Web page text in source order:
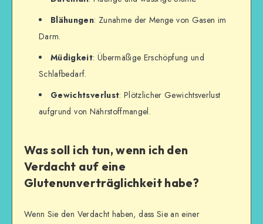
Blähungen: Zunahme der Menge von Gasen im
Darm.
Müdigkeit: Übermäßige Erschöpfung und
Schlafbedarf.
Gewichtsverlust: Plötzlicher Gewichtsverlust
aufgrund von Nährstoffmangel.
Was soll ich tun, wenn ich den
Verdacht auf eine
Glutenunverträglichkeit habe?
Wenn Sie den Verdacht haben, dass Sie an einer